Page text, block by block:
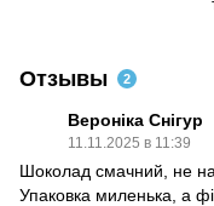
Отзывы 2
Вероніка Снігур
11.11.2025 в 11:39
Шоколад смачний, не
Упаковка миленька, а